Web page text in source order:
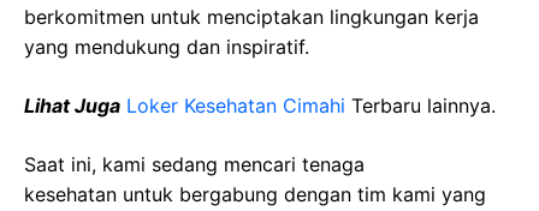
berkomitmen untuk menciptakan lingkungan kerja
yang mendukung dan inspiratif.
Lihat Juga Loker Kesehatan Cimahi Terbaru lainnya.
Saat ini, kami sedang mencari tenaga
kesehatan untuk bergabung dengan tim kami yang